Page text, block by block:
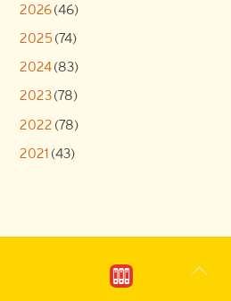
2026(46)
2025 (74)
2024(83)
2023(78)
2022 (78)
2021 (43)
Back